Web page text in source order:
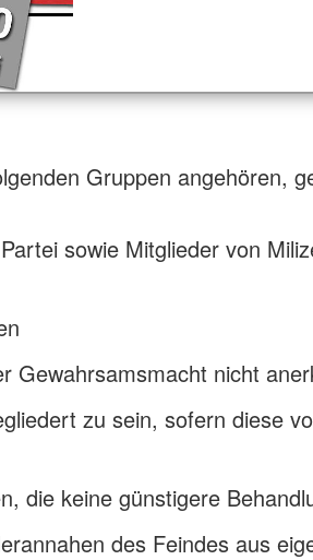
Gruppen angehören,
sowie Mitglieder von
nicht
zu sein, sofern diese
die keine günstigere
des Feindes aus